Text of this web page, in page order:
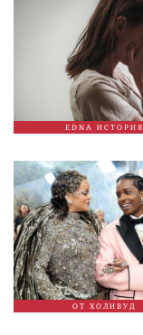
EDNA ИСТОРИЯ
ОТ ХОЛИВУД